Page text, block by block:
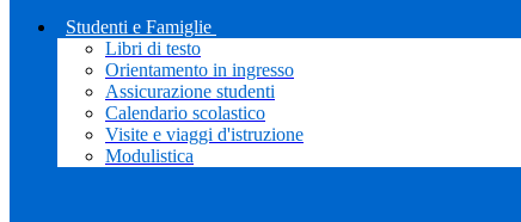
Studenti e Famiglie
Libri di testo
Orientamento in ingresso
Assicurazione studenti
Calendario scolastico
Visite e viaggi d'istruzione
Modulistica